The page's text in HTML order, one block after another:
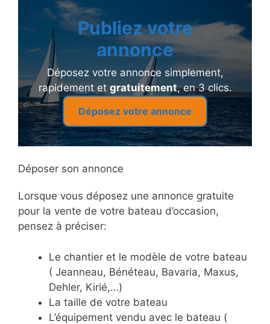
Publiez votre
annonce
Déposez votre annonce simplement,
rapidement et gratuitement, en 3 clics.
Déposez votre annonce
Déposer son annonce
Lorsque vous déposez une annonce gratuite
pour la vente de votre bateau d’occasion,
pensez à préciser:
Le chantier et le modèle de votre bateau
( Jeanneau, Bénéteau, Bavaria, Maxus,
Dehler, Kirié,…)
La taille de votre bateau
L’équipement vendu avec le bateau (